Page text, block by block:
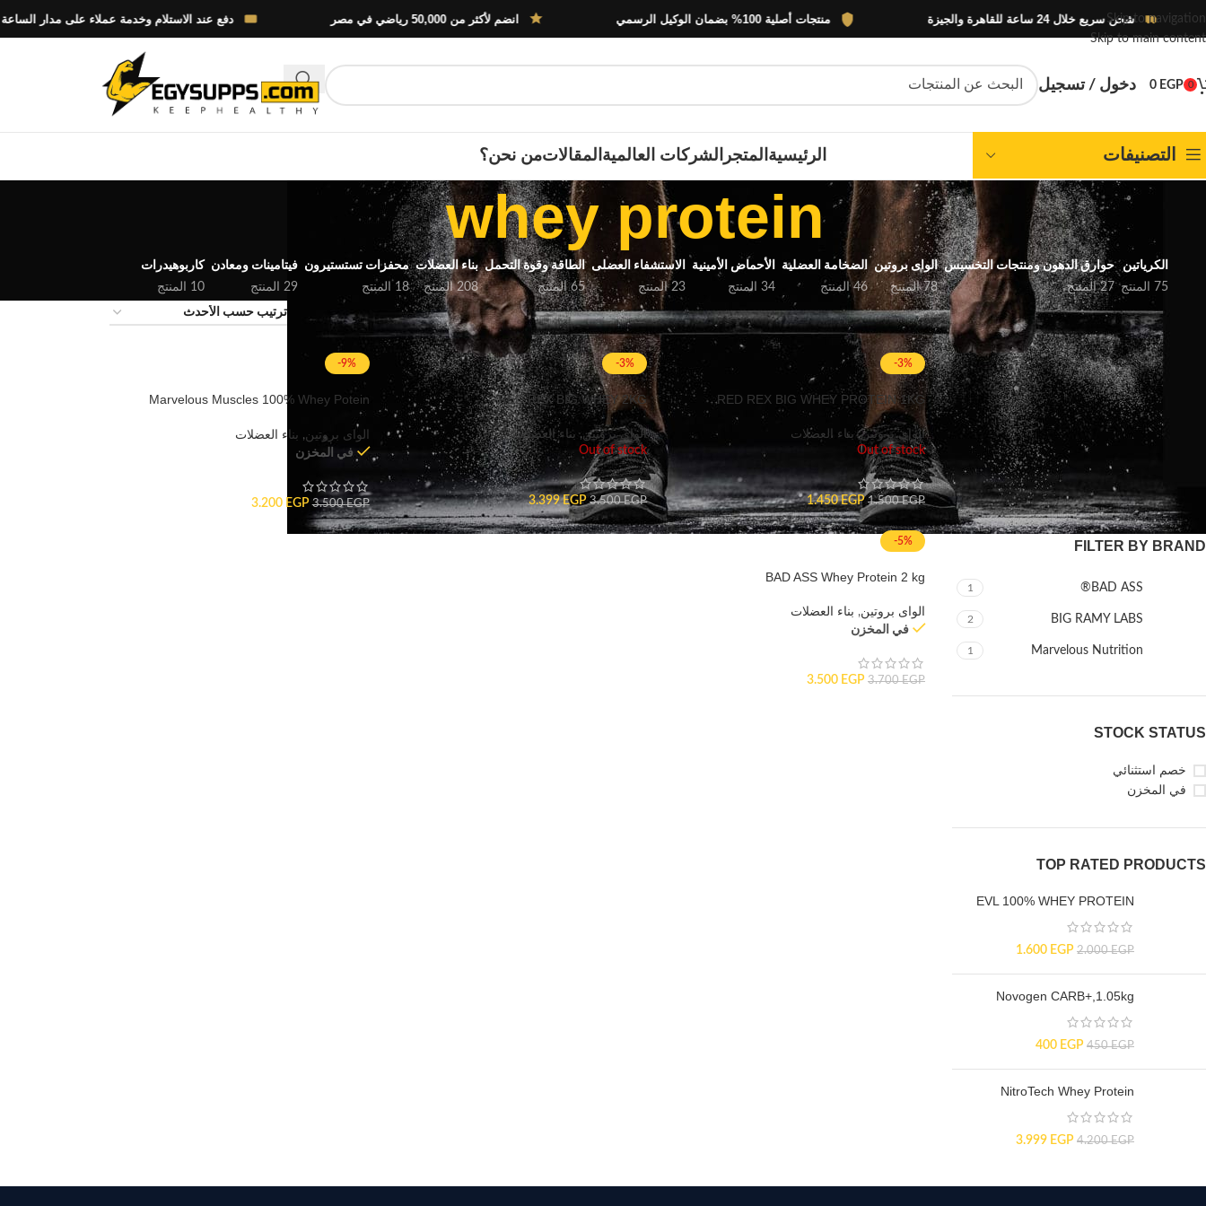
Skip to navigation
Skip to main content
دفع عند الاستلام وخدمة عملاء على مدار الساعة انضم لأكثر من 50,000 رياضي في مصر منتجات أصلية 100% بضمان الوكيل الرسمي شحن سريع خلال 24 ساعة للقاهرة والجيزة
0
0 EGP دخول / تسجيل
التصنيفات الرئيسية المتجر الشركات العالمية المقالاتمن نحن؟
whey protein
الكرياتين
75 المنتج
حوارق الدهون ومنتجات التخسيس
27 المنتج
الواى بروتين
78 المنتج
الضخامة العضلية
46 المنتج
الأحماض الأمينية
34 المنتج
الاستشفاء العضلى
23 المنتج
الطاقة وقوة التحمل
65 المنتج
بناء العضلات
208 المنتج
محفزات تستستيرون
18 المنتج
فيتامينات ومعادن
29 المنتج
كاربوهيدرات
10 المنتج
FILTER BY PRICE
FILTER BY BRAND
BAD ASS®
1
BIG RAMY LABS
2
Marvelous Nutrition
1
STOCK STATUS
خصم استثنائي
في المخزن
TOP RATED PRODUCTS
EVL 100% WHEY PROTEIN
2.000EGP
1.600 EGP
Novogen CARB+,1.05kg
450EGP
400 EGP
NitroTech Whey Protein
4.200EGP
3.999 EGP
الرئيسية منتجات تحت الوسم “whey protein”
-3%
RED REX BIG WHEY PROTEIN 1KG
الواى بروتين, بناء العضلات
Out of stock
1.500EGP
1.450EGP
-3%
RED REX BIG WHEY 2KG
الواى بروتين, بناء العضلات
Out of stock
3.500EGP
3.399EGP
-9%
Marvelous Muscles 100% Whey Potein
Concentrate
الواى بروتين, بناء العضلات
في المخزن
3.500EGP
3.200 EGP
-5%
BAD ASS Whey Protein 2 kg
الواى بروتين, بناء العضلات
في المخزن
3.700EGP
3.500 EGP